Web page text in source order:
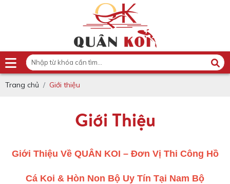
Trang chủ Giới thiệu
Giới Thiệu
Giới Thiệu Về QUÂN KOI – Đơn Vị Thi Công Hồ
Cá Koi & Hòn Non Bộ Uy Tín Tại Nam Bộ